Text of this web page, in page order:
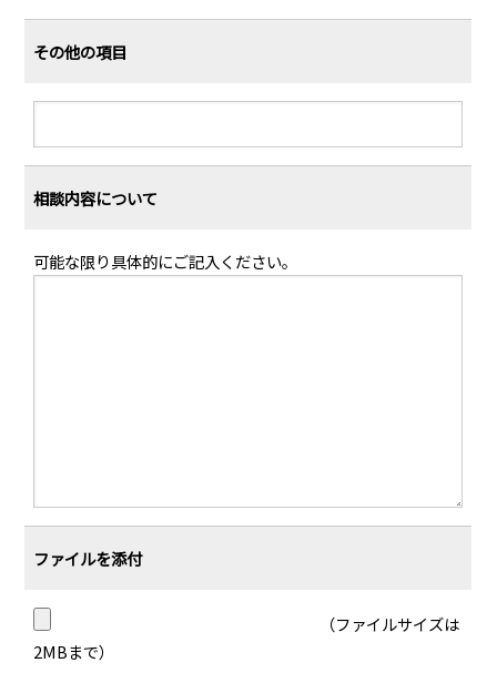
その他の項目
相談内容について
可能な限り具体的にご記入ください。
ファイルを添付
（ファイルサイズは
2MBまで）